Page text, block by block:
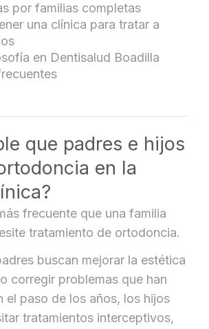
por familias completas
una clínica para tratar a
en Dentisalud Boadilla
que padres e hijos
en la
frecuente que una familia
tratamiento de ortodoncia.
buscan mejorar la estética
corregir problemas que han
el paso de los años, los hijos
tratamientos interceptivos,